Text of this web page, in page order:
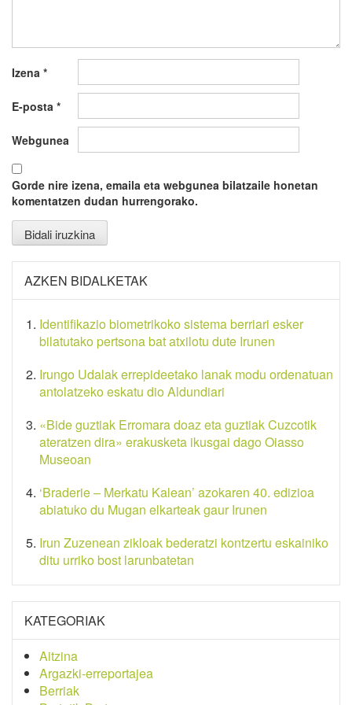
Izena *
E-posta *
Webgunea
Gorde nire izena, emaila eta webgunea bilatzaile honetan
komentatzen dudan hurrengorako.
AZKEN BIDALKETAK
Identifikazio biometrikoko sistema berriari esker
bilatutako pertsona bat atxilotu dute Irunen
Irungo Udalak errepideetako lanak modu ordenatuan
antolatzeko eskatu dio Aldundiari
«Bide guztiak Erromara doaz eta guztiak Cuzcotik
ateratzen dira» erakusketa ikusgai dago Oiasso
Museoan
‘Braderie – Merkatu Kalean’ azokaren 40. edizioa
abiatuko du Mugan elkarteak gaur Irunen
Irun Zuzenean zikloak bederatzi kontzertu eskainiko
ditu urriko bost larunbatetan
KATEGORIAK
Aitzina
Argazki-erreportajea
Berriak